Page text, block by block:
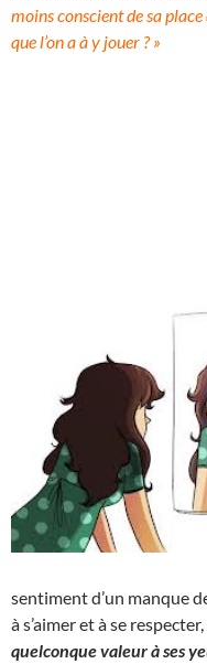
moins conscient de sa
que l’on a à y jouer ? »
sentiment d’un manque
à s’aimer et à se respecter,
quelconque valeur à ses